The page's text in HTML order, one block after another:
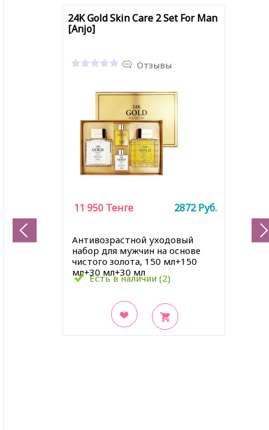
24K Gold Skin Care 2 Set For Man
[Anjo]
Отзывы
Антивозрастной уходовый
набор для мужчин на основе
чистого золота, 150 мл+150
мл+30 мл+30 мл
Есть в наличии (2)
11 950 Тенге 2872Руб.